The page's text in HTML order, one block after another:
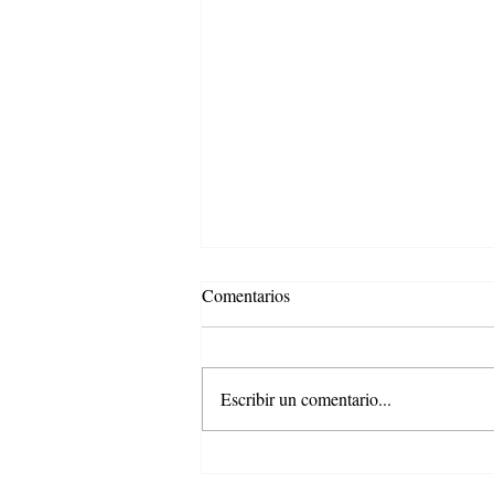
Comentarios
Escribir un comentario...